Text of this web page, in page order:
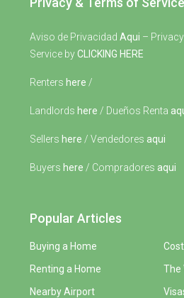
Aviso de Privacidad Aqui –
Service byCLICKING HERE
Renters here /
Landlords here / Dueños Renta
Sellers here / Vendedores aqui
Buyers here / Compradores aqui
Popular Articles
Buying a Home
Renting a Home
Nearby Airport
The